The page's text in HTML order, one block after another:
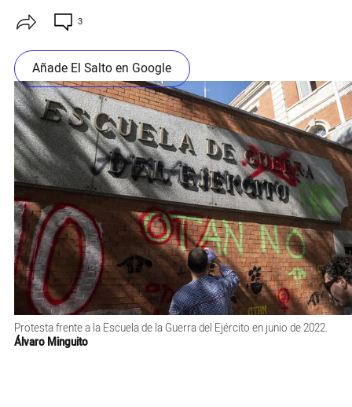
3
Añade El Salto en Google
Protesta frente a la Escuela de la Guerra del Ejército en junio de 2022.
Álvaro Minguito